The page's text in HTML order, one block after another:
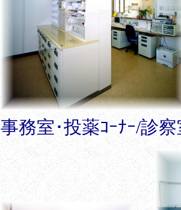
事務室･投薬ｺｰﾅｰ/診